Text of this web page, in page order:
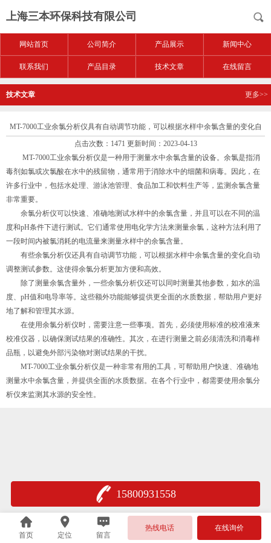
上海三本环保科技有限公司
网站首页 公司简介 产品展示 新闻中心
联系我们 产品目录 技术文章 在线留言
技术文章 更多>>
MT-7000工业余氯分析仪具有自动调节功能，可以根据水样中余氯含量的变化自
动调整测试参数
点击次数：1471 更新时间：2023-04-13
MT-7000工业余氯分析仪是一种用于测量水中余氯含量的设备。余氯是指消
毒剂如氯或次氯酸在水中的残留物，通常用于消除水中的细菌和病毒。因此，在
许多行业中，包括水处理、游泳池管理、食品加工和饮料生产等，监测余氯含量
非常重要。
余氯分析仪可以快速、准确地测试水样中的余氯含量，并且可以在不同的温
度和pH条件下进行测试。它们通常使用电化学方法来测量余氯，这种方法利用了
一段时间内被氯消耗的电流量来测量水样中的余氯含量。
有些余氯分析仪还具有自动调节功能，可以根据水样中余氯含量的变化自动
调整测试参数。这使得余氯分析更加方便和高效。
除了测量余氯含量外，一些余氯分析仪还可以同时测量其他参数，如水的温
度、pH值和电导率等。这些额外功能能够提供更全面的水质数据，帮助用户更好
地了解和管理其水源。
在使用余氯分析仪时，需要注意一些事项。首先，必须使用标准的校准液来
校准仪器，以确保测试结果的准确性。其次，在进行测量之前必须清洗和消毒样
品瓶，以避免外部污染物对测试结果的干扰。
MT-7000工业余氯分析仪是一种非常有用的工具，可帮助用户快速、准确地
测量水中余氯含量，并提供全面的水质数据。在各个行业中，都需要使用余氯分
析仪来监测其水源的安全性。
15800931558
首页 定位 留言
热线电话 在线询价